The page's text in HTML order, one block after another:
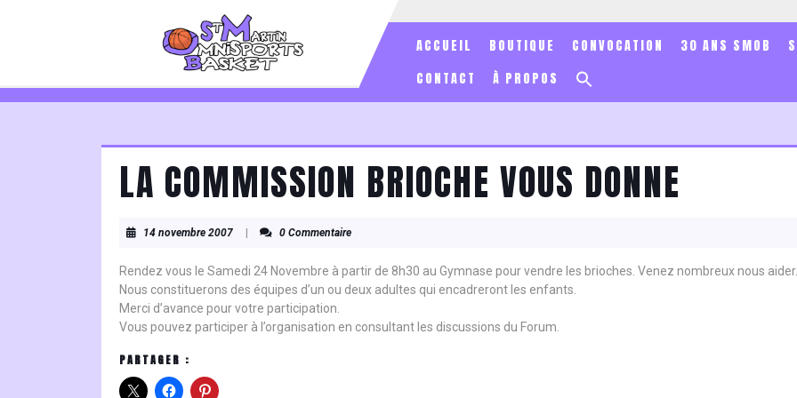
ACCUEIL BOUTIQUE CONVOCATION 30 ANS SMOB
CONTACT
À PROPOS
Search Button
LA COMMISSION BRIOCHE VOUS DONNE
14 novembre 200714
2007
0 Commentaire
Rendez vous le Samedi 24 Novembre à partir de 8h30 au Gymnase pour vendre les brioches. Venez nombreux nous aider.
Nous constituerons des équipes d’un ou deux adultes qui encadreront les enfants.
Merci d’avance pour votre participation.
Vous pouvez participer à l’organisation en consultant les discussions du Forum.
PARTAGER :